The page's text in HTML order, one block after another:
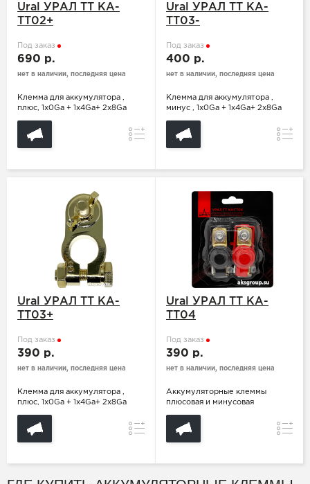
Ural УРАЛ ТТ КА-
ТТ02+
Под заказ
690 р.
нет в наличии, последняя цена
Клемма для аккумулятора ,
плюс, 1х0Ga + 1х4Ga+ 2х8Ga
Сравнение
Ural УРАЛ ТТ КА-
ТТ03-
Под заказ
400 р.
нет в наличии, последняя цена
Клемма для аккумулятора ,
минус , 1х0Ga + 1х4Ga+ 2х8Ga
Ural УРАЛ ТТ КА-
ТТ03+
Под заказ
390 р.
нет в наличии, последняя цена
Клемма для аккумулятора ,
плюс, 1х0Ga + 1х4Ga+ 2х8Ga
Сравнение
Ural УРАЛ ТТ КА-
ТТ04
Под заказ
390 р.
нет в наличии, последняя цена
Аккумуляторные клеммы
плюсовая и минусовая